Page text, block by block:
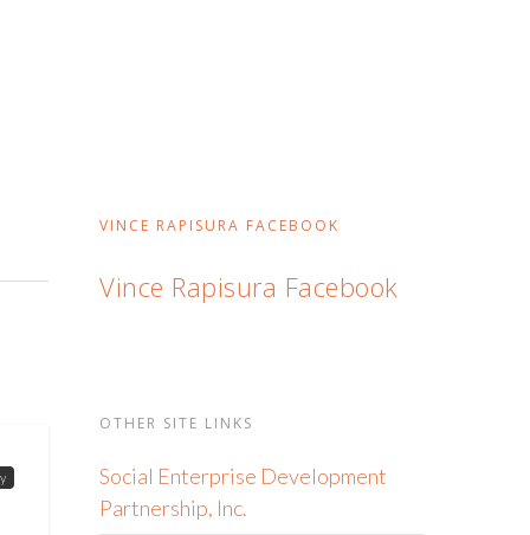
VINCE RAPISURA FACEBOOK
Vince Rapisura Facebook
OTHER SITE LINKS
Social Enterprise Development
Partnership, Inc.